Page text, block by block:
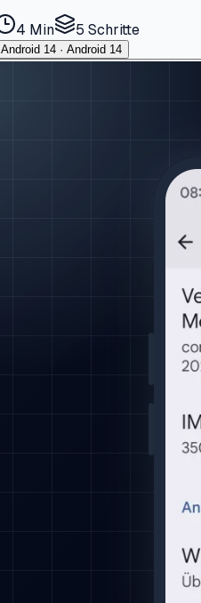
4 Min 5 Schritte
Android 14 · Android 14